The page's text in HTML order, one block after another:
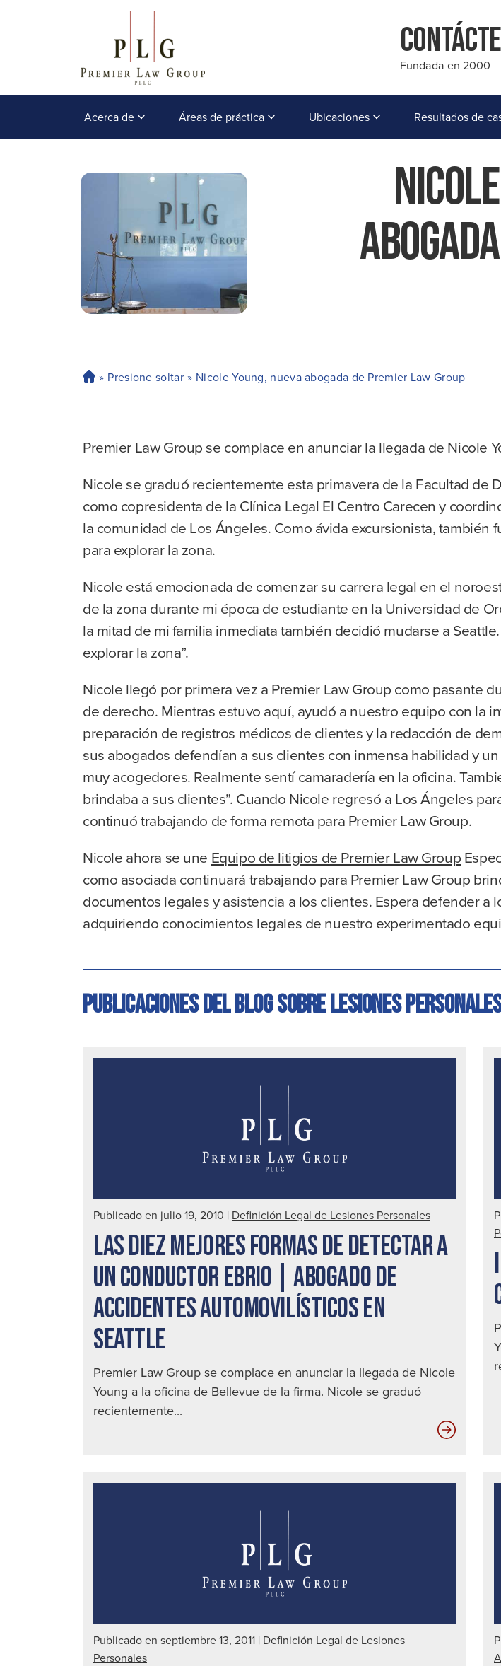
Fundada en 2000
Acerca de Áreas de práctica Ubicaciones Resultados de
H » Presione soltar » Nicole Young, nueva abogada de Premier Law Group
Premier Law Group se complace en anunciar la llegada de Nicole
Nicole se graduó recientemente esta primavera de la Facultad de
como copresidenta de la Clínica Legal El Centro Carecen y
la comunidad de Los Ángeles. Como ávida excursionista,
para explorar la zona.
Nicole está emocionada de comenzar su carrera legal en el
de la zona durante mi época de estudiante en la Universidad de
la mitad de mi familia inmediata también decidió mudarse a
explorar la zona”.
Nicole llegó por primera vez a Premier Law Group como pasante
de derecho. Mientras estuvo aquí, ayudó a nuestro equipo con la
preparación de registros médicos de clientes y la redacción de
sus abogados defendían a sus clientes con inmensa habilidad y
muy acogedores. Realmente sentí camaradería en la oficina.
brindaba a sus clientes”. Cuando Nicole regresó a Los Ángeles
continuó trabajando de forma remota para Premier Law Group.
Nicole ahora se une Equipo de litigios de Premier Law Group
como asociada continuará trabajando para Premier Law Group
documentos legales y asistencia a los clientes. Espera defender a
adquiriendo conocimientos legales de nuestro experimentado
Publicaciones del blog sobre lesiones
Publicado en julio 19, 2010 | Definición Legal de Lesiones Personales
LAS DIEZ MEJORES FORMAS DE DETECTAR A
UN CONDUCTOR EBRIO | ABOGADO DE
ACCIDENTES AUTOMOVILÍSTICOS EN
SEATTLE
Premier Law Group se complace en anunciar la llegada de Nicole
Young a la oficina de Bellevue de la firma. Nicole se graduó
recientemente...
Las
formas
|
Publicado en septiembre 13, 2011 | Definición Legal de Lesiones
Personales